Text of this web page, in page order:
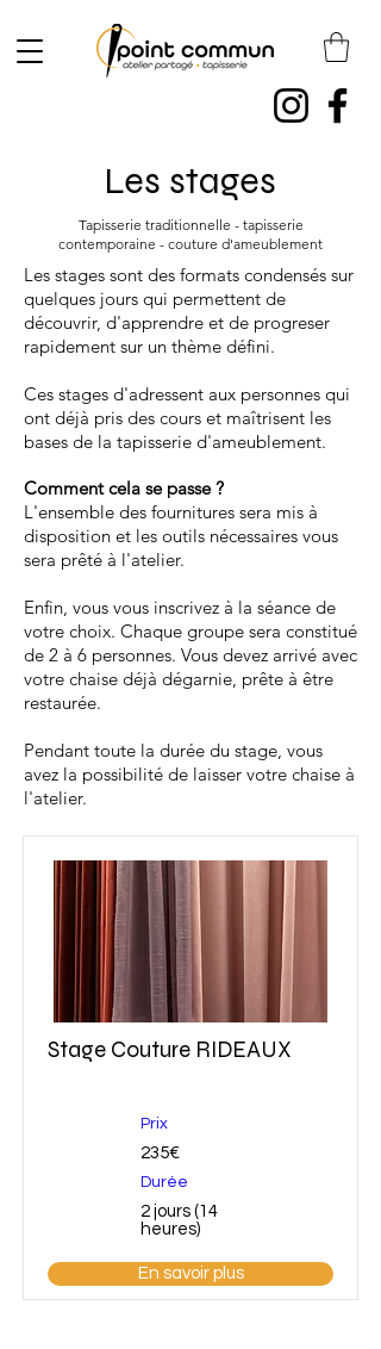
Les stages
Tapisserie traditionnelle - tapisserie
contemporaine - couture d'ameublement
Les stages sont des formats condensés sur
quelques jours qui permettent de
découvrir, d'apprendre et de progreser
rapidement sur un thème défini.
Ces stages d'adressent aux personnes qui
ont déjà pris des cours et maîtrisent les
bases de la tapisserie d'ameublement.
Comment cela se passe ?
L'ensemble des fournitures sera mis à
disposition et les outils nécessaires vous
sera prêté à l'atelier.
Enfin, vous vous inscrivez à la séance de
votre choix. Chaque groupe sera constitué
de 2 à 6 personnes. Vous devez arrivé avec
votre chaise déjà dégarnie, prête à être
restaurée.
Pendant toute la durée du stage, vous
avez la possibilité de laisser votre chaise à
l'atelier.
Stage Couture RIDEAUX
Prix
235€
Durée
2 jours (14
heures)
En savoir plus